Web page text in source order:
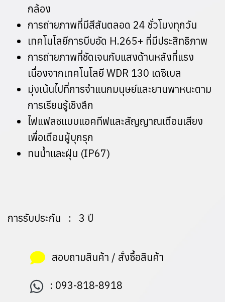
กล้อง
การถ่ายภาพที่มีสีสันตลอด 24 ชั่วโมงทุกวัน
เทคโนโลยีการบีบอัด H.265+ ที่มีประสิทธิภาพ
การถ่ายภาพที่ชัดเจนกับแสงด้านหลังที่แรง
เนื่องจากเทคโนโลยี WDR 130 เดซิเบล
มุ่งเน้นไปที่การจําแนกมนุษย์และยานพาหนะตาม
การเรียนรู้เชิงลึก
ไฟแฟลชแบบแอคทีฟและสัญญาณเตือนเสียง
เพื่อเตือนผู้บุกรุก
ทนน้ําและฝุ่น (IP67)
การรับประกัน : 3 ปี
สอบถามสินค้า / สั่งซื้อสินค้า
: 093-818-8918